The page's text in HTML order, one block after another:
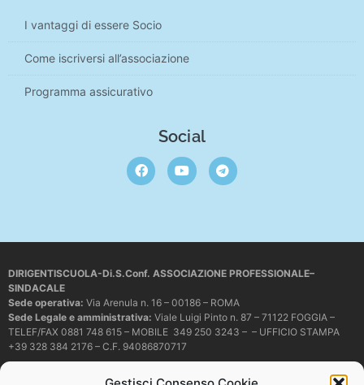
I vantaggi di essere Socio
Come iscriversi all’associazione
Programma assicurativo
Social
DIRIGENTISCUOLA-Di.S.Conf. ASSOCIAZIONE PROFESSIONALE–
SINDACALE
Sede operativa: Via Arenula n. 16 – 00186 – ROMA
Sede Legale e amministrativa: Viale Luigi Pinto n. 87 – 71122 FOGGIA –
TELEF/FAX 0881 748 615 – MOBILE 349 250 3243 – – UFFICIO STAMPA
+39 328 384 2176 – C.F. 94086870717